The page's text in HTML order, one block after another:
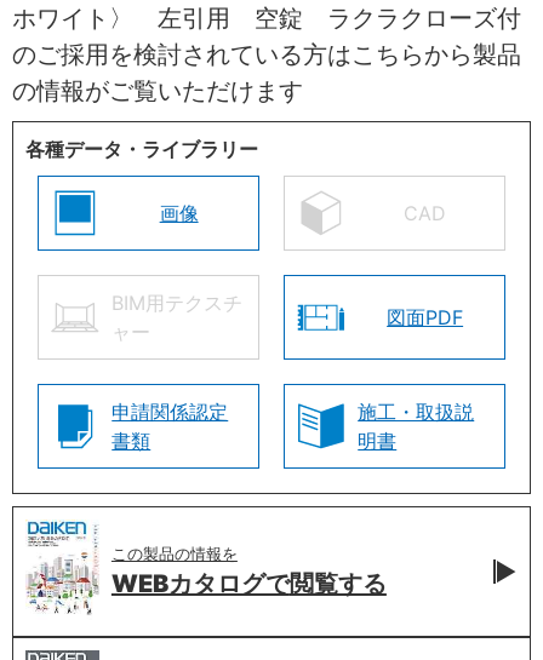
ホワイト〉 左引用 空錠 ラクラクローズ付
のご採用を検討されている方はこちらから製品
の情報がご覧いただけます
各種データ・ライブラリー
画像 CAD
BIM用テクスチ
ャー
図面PDF
申請関係認定
書類
施工・取扱説
明書
この製品の情報を
WEBカタログで閲覧する